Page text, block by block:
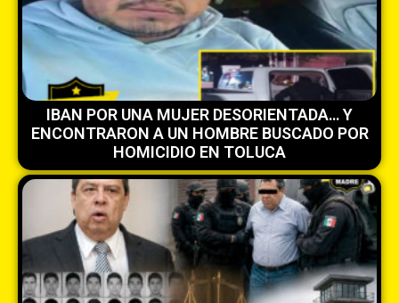
IBAN POR UNA MUJER DESORIENTADA… Y
ENCONTRARON A UN HOMBRE BUSCADO POR
HOMICIDIO EN TOLUCA